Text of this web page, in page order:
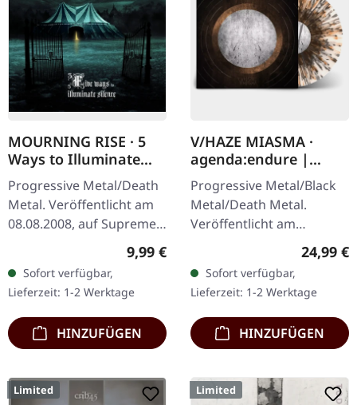
MOURNING RISE · 5
Ways to Illuminate
Silence | DIGIPAK CD
Progressive Metal/Death
Metal. Veröffentlicht am
08.08.2008, auf Supreme
Chaos Records. Limitierte
CD-Version im DigiPak mit
12-seitgem Booklet.…
Regulärer Preis:
9,99 €
Sofort verfügbar,
Lieferzeit: 1-2 Werktage
HINZUFÜGEN
V/HAZE MIASMA ·
agenda:endure |
SPLATTER LP
Progressive Metal/Black
Metal/Death Metal.
Veröffentlicht am
08.12.2023, auf Supreme
Chaos Records. SCR
Exklusives Ultra
Clear/Silber/Gold/Schwar
z…
24,99 €
Sofort verfügbar,
Lieferzeit: 1-2 Werktage
HINZUFÜGEN
Limited Limited